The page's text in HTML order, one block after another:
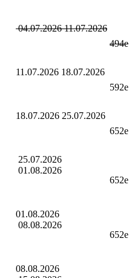
04.07.2026 11.07.2026
494е
11.07.2026 18.07.2026
592е
18.07.2026 25.07.2026
652е
25.07.2026
01.08.2026
652е
01.08.2026
08.08.2026
652е
08.08.2026